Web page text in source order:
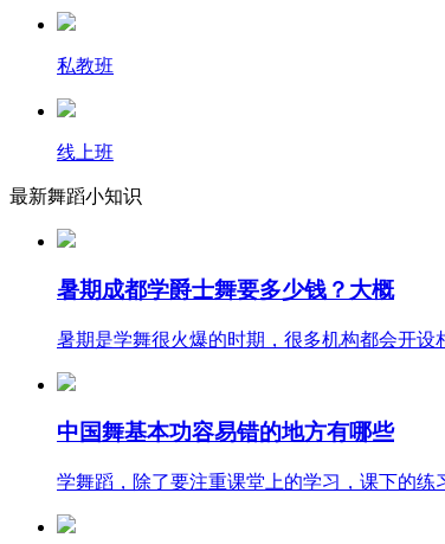
私教班
线上班
最新舞蹈小知识
暑期成都学爵士舞要多少钱？大概
暑期是学舞很火爆的时期，很多机构都会开
中国舞基本功容易错的地方有哪些
学舞蹈，除了要注重课堂上的学习，课下的